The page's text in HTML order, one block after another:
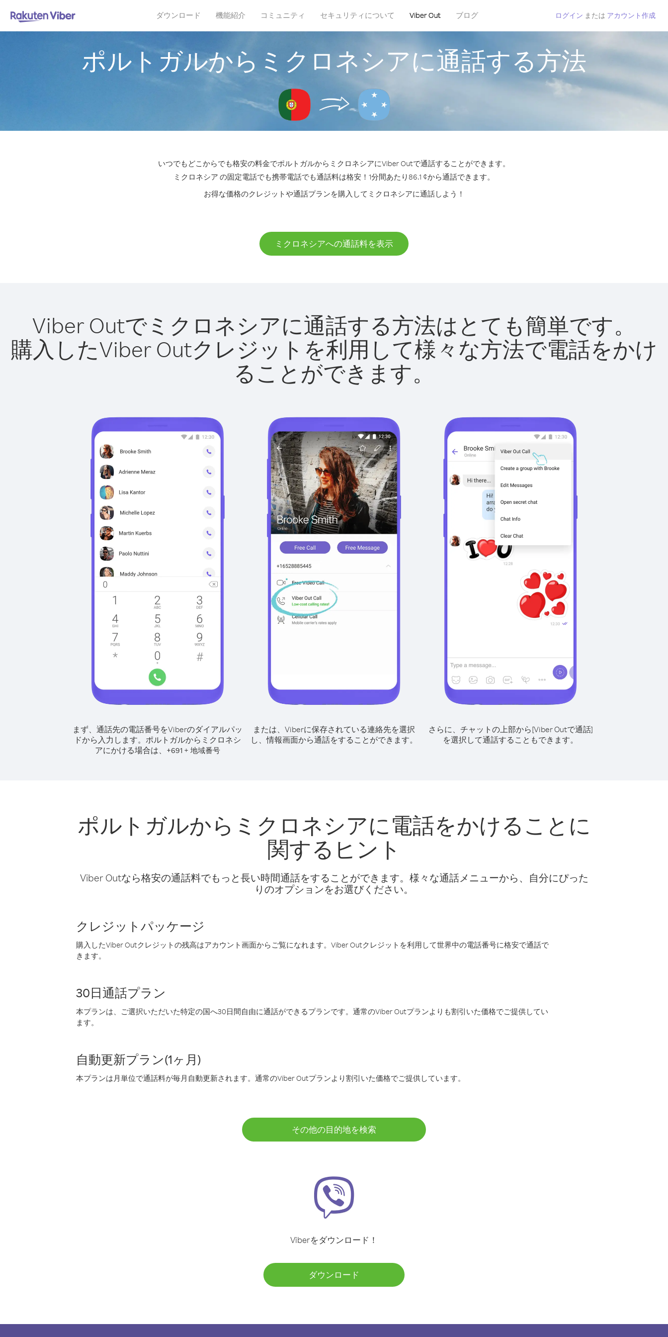
ダウンロード 機能紹介 コミュニティ セキュリティについて Viber Out ブログ ログイン または アカウント作成
ポルトガルからミクロネシアに通話する方法
いつでもどこからでも格安の料金でポルトガルからミクロネシアにViber Outで通話することができます。
ミクロネシア の固定電話でも携帯電話でも通話料は格安！1分間あたり86.1 ¢から通話できます。
お得な価格のクレジットや通話プランを購入してミクロネシアに通話しよう！
ミクロネシアへの通話料を表示
Viber Outでミクロネシアに通話する方法はとても簡単です。
購入したViber Outクレジットを利用して様々な方法で電話をかけ
ることができます。
まず、通話先の電話番号をViberのダイアルパッ
ドから入力します。 ポルトガルからミクロネシ
アにかける場合は、 +691 + 地域番号
または、Viberに保存されている連絡先を選択
し、情報画面から通話をすることができます。
さらに、チャットの上部から[Viber Outで通話]
を選択して通話することもできます。
ポルトガルからミクロネシアに電話をかけることに
関するヒント
Viber Outなら格安の通話料でもっと長い時間通話をすることができます。様々な通話メニューから、自分にぴった
りのオプションをお選びください。
クレジットパッケージ
購入したViber Outクレジットの残高はアカウント画面からご覧になれます。Viber Outクレジットを利用して世界中の電話番号に格安で通話で
きます。
30日通話プラン
本プランは、ご選択いただいた特定の国へ30日間自由に通話ができるプランです。通常のViber Outプランよりも割引いた価格でご提供してい
ます。
自動更新プラン(1ヶ月)
本プランは月単位で通話料が毎月自動更新されます。通常のViber Outプランより割引いた価格でご提供しています。
その他の目的地を検索
Viberをダウンロード！
ダウンロード